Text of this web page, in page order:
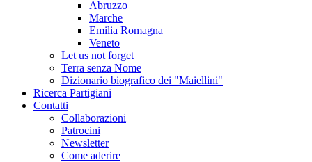
Abruzzo
Marche
Emilia Romagna
Veneto
Let us not forget
Terra senza Nome
Dizionario biografico dei "Maiellini"
Ricerca Partigiani
Contatti
Collaborazioni
Patrocini
Newsletter
Come aderire